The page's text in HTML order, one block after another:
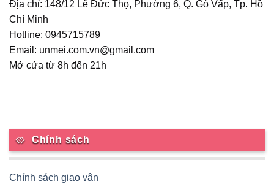
Địa chỉ: 148/12 Lê Đức Thọ, Phường 6, Q. Gò Vấp, Tp. Hồ
Chí Minh
Hotline: 0945715789
Email: unmei.com.vn@gmail.com
Mở cửa từ 8h đến 21h
Chính sách
Chính sách giao vận